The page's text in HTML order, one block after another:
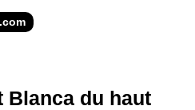
Blanca du haut